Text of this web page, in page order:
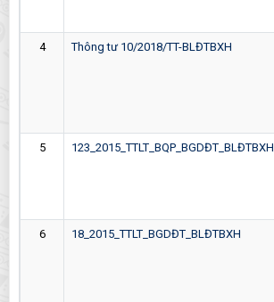
4 Thông tư 10/2018/TT-BLĐTBXH
5 123_2015_TTLT_BQP_BGDĐT_BLĐTBXH
6 18_2015_TTLT_BGDĐT_BLĐTBXH